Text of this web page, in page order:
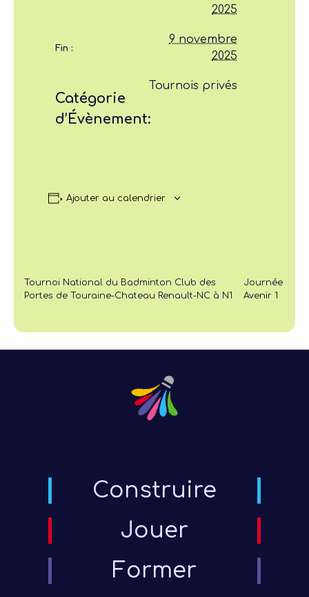
2025
Fin :
9 novembre
2025
Catégorie
d’Évènement:
Tournois privés
Ajouter au calendrier
Tournoi National du Badminton Club des
Portes de Touraine-Chateau Renault-NC à N1
Journée
Avenir 1
Construire
Jouer
Former